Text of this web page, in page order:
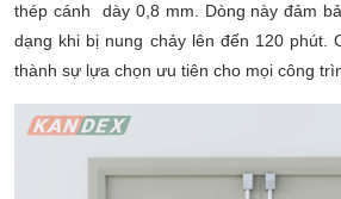
thép cánh dày 0,8 mm. Dòng này đảm
dạng khi bị nung chảy lên đến 120 phút.
thành sự lựa chọn ưu tiên cho mọi công